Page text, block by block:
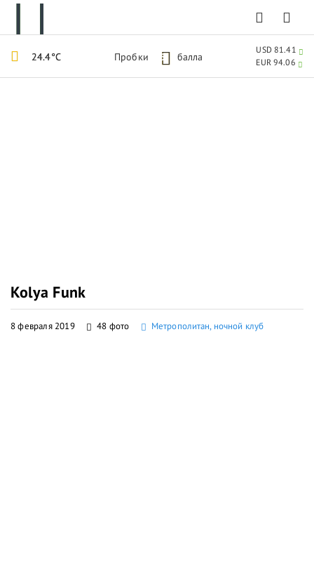
Kolya Funk
8 февраля 2019 48 фото Метрополитан, ночной клуб
24.4°C Пробки 5 балла
USD 81.41
EUR 94.06